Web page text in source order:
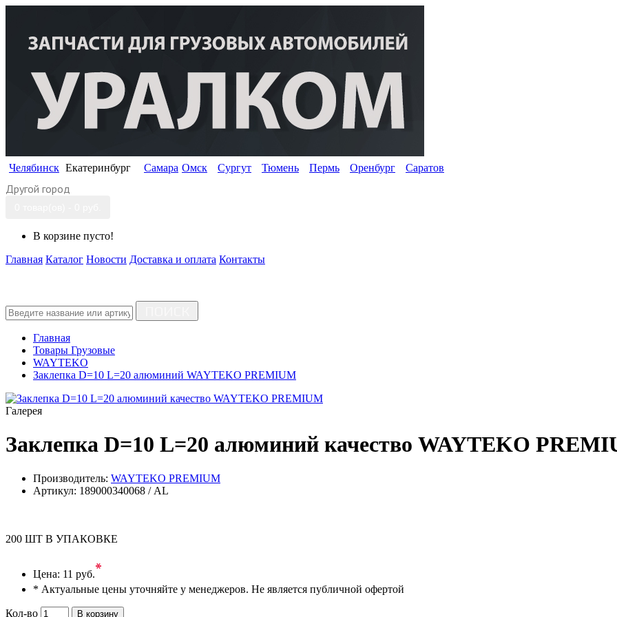
Челябинск Екатеринбург Самара Омск Сургут Тюмень Пермь Оренбург Саратов
Другой город
В корзине пусто!
Главная Каталог Новости Доставка и оплата Контакты
Главная
Товары Грузовые
WAYTEKO
Заклепка D=10 L=20 алюминий WAYTEKO PREMIUM
Галерея
Заклепка D=10 L=20 алюминий качество WAYTEKO
Производитель: WAYTEKO PREMIUM
Артикул: 189000340068 / AL
200 ШТ В УПАКОВКЕ
Цена: 11 руб.*
* Актуальные цены уточняйте у менеджеров. Не является публичной офертой
Кол-во В корзину